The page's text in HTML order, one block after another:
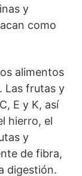
y
como
alimentos
Las frutas y
E y K, así
hierro, el
y
de fibra,
digestión.